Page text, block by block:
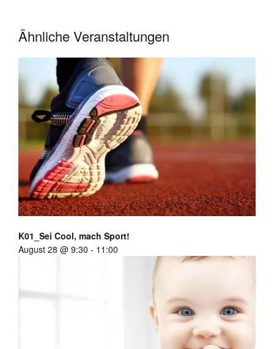
Ähnliche Veranstaltungen
K01_Sei Cool, mach Sport!
August 28 @ 9:30 - 11:00